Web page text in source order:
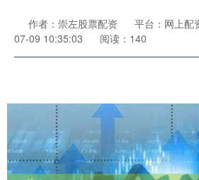
作者：崇左股票配资 平台：网上配
07-09 10:35:03
阅读：140